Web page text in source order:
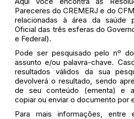
Pareceres do CREMERJ e do
relacionadas à área da saúde
Oficial das três esferas do
e Federal).
Pode ser pesquisado pelo nº
assunto e/ou palavra-chave.
resultados válidos da sua
devolverá o resultado, sendo
de seu conteúdo (ementa) e
copiar ou enviar o documento por
Para mais informações,